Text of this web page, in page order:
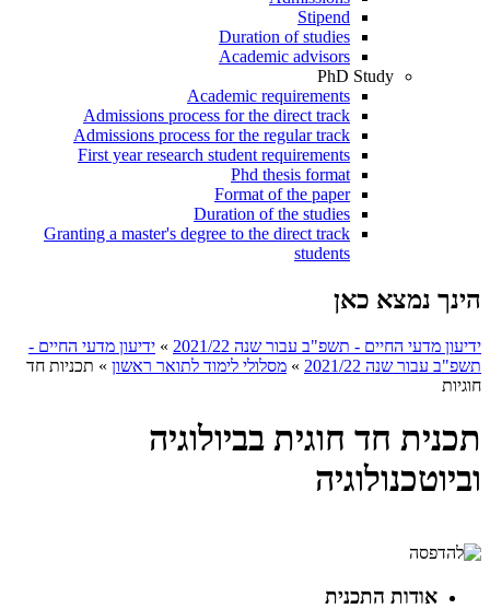
Stipend
Duration of studies
Academic advisors
PhD Study
Academic requirements
Admissions process for the direct track
Admissions process for the regular track
First year research student requirements
Phd thesis format
Format of the paper
Duration of the studies
Granting a master's degree to the direct track
students
הינך נמצא כאן
ידיעון מדעי החיים - תשפ"ב עבור שנה 2021/22 » ידיעון מדעי החיים -
תשפ"ב עבור שנה 2021/22
» מסלולי לימוד לתואר ראשון » תכניות חד
חוגיות
תכנית חד חוגית בביולוגיה
וביוטכנולוגיה
אודות התכנית